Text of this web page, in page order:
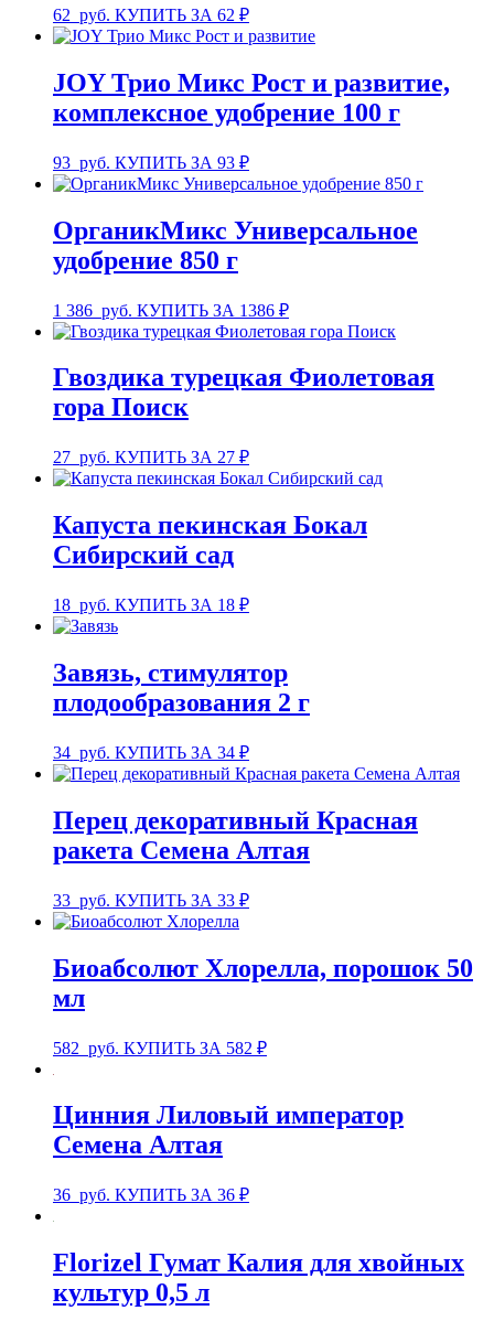
62 руб. КУПИТЬ ЗА 62 ₽
JOY Трио Микс Рост и развитие,
комплексное удобрение 100 г
93 руб. КУПИТЬ ЗА 93 ₽
ОрганикМикс Универсальное
удобрение 850 г
1 386 руб. КУПИТЬ ЗА 1386 ₽
Гвоздика турецкая Фиолетовая
гора Поиск
27 руб. КУПИТЬ ЗА 27 ₽
Капуста пекинская Бокал
Сибирский сад
18 руб. КУПИТЬ ЗА 18 ₽
Завязь, стимулятор
плодообразования 2 г
34 руб. КУПИТЬ ЗА 34 ₽
Перец декоративный Красная
ракета Семена Алтая
33 руб. КУПИТЬ ЗА 33 ₽
Биоабсолют Хлорелла, порошок 50
мл
582 руб. КУПИТЬ ЗА 582 ₽
Цинния Лиловый император
Семена Алтая
36 руб. КУПИТЬ ЗА 36 ₽
Florizel Гумат Калия для хвойных
культур 0,5 л